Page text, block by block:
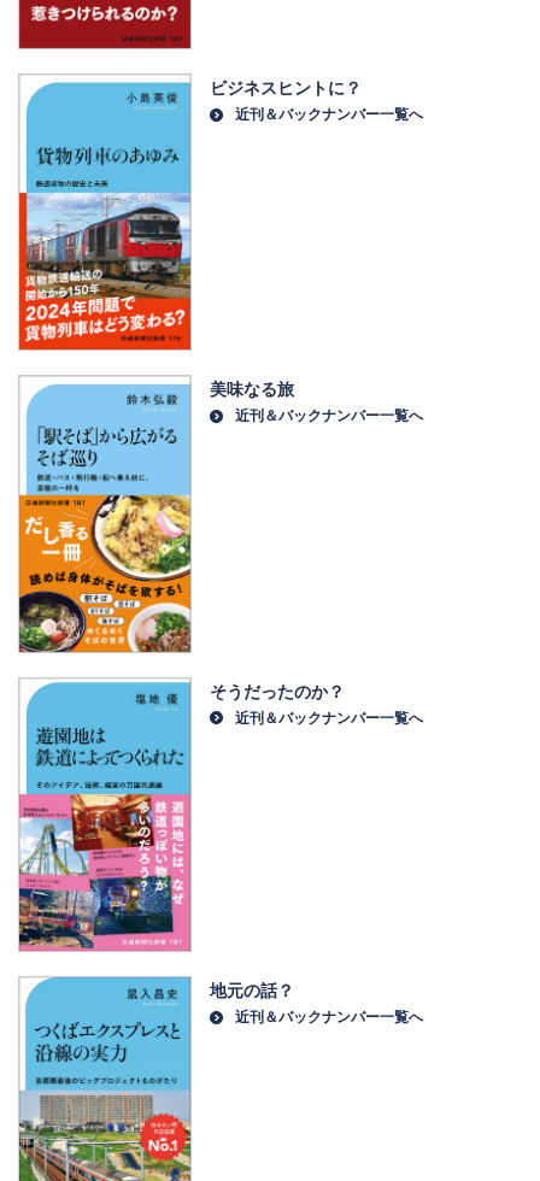
ビジネスヒントに？
近刊＆バックナンバー一覧へ
美味なる旅
近刊＆バックナンバー一覧へ
そうだったのか？
近刊＆バックナンバー一覧へ
地元の話？
近刊＆バックナンバー一覧へ